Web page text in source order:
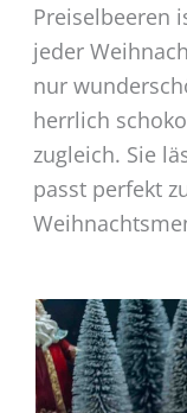
Preiselbeeren
jeder
nur
herrlich
zugleich. Sie
passt perfekt